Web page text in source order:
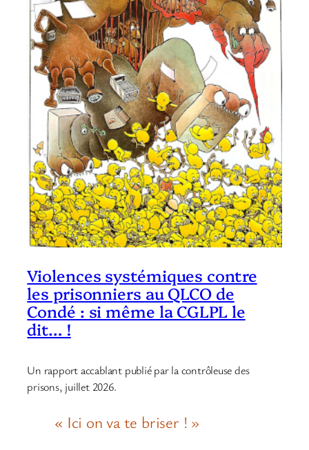
Violences systémiques contre
les prisonniers au QLCO de
Condé : si même la CGLPL le
dit… !
Un rapport accablant publié par la contrôleuse des
prisons, juillet 2026.
« Ici on va te briser ! »